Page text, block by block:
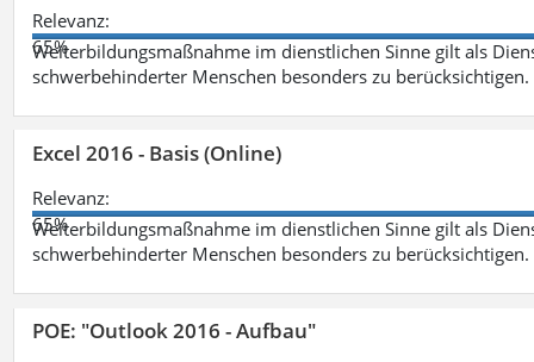
Relevanz:
65%
Weiterbildungsmaßnahme im dienstlichen Sinne gilt als
schwerbehinderter Menschen besonders zu berücksichtigen.
Excel 2016 - Basis (Online)
Relevanz:
65%
Weiterbildungsmaßnahme im dienstlichen Sinne gilt als
schwerbehinderter Menschen besonders zu berücksichtigen.
POE: "Outlook 2016 - Aufbau"